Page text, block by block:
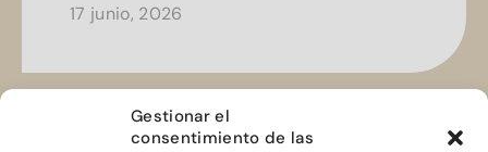
Gestionar el
consentimiento de las
17 junio, 2026